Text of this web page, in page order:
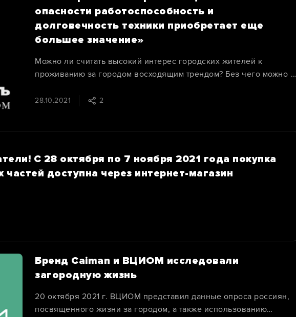
опасности работоспособность и
долговечность техники приобретает еще
большее значение»
Можно ли считать высокий интерес городских жителей к
проживанию за городом восходящим трендом? Без чего можно и
качественной садовой техники?
28.10.2021 2
С 28 октября по 7 ноября 2021 года покупка
частей доступна через интернет-магазин
Бренд Caiman и ВЦИОМ исследовали
загородную жизнь
20 октября 2021 г. ВЦИОМ представил данные опроса россиян,
посвященного жизни за городом, а также использованию